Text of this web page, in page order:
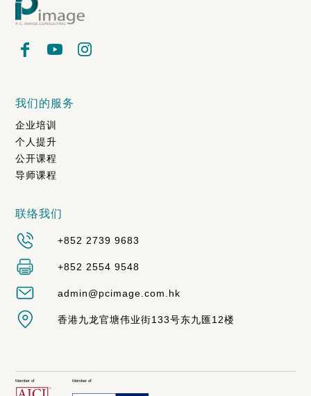
我们的服务
企业培训
个人提升
公开课程
导师课程
联络我们
+852 2739 9683
+852 2554 9548
admin@pcimage.com.hk
香港九龙官塘伟业街133号东九匯12楼
Member of Member of